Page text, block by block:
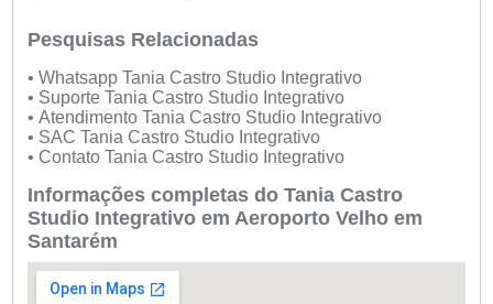
Pesquisas Relacionadas
• Whatsapp Tania Castro Studio Integrativo
• Suporte Tania Castro Studio Integrativo
• Atendimento Tania Castro Studio Integrativo
• SAC Tania Castro Studio Integrativo
• Contato Tania Castro Studio Integrativo
Informações completas do Tania Castro
Studio Integrativo em Aeroporto Velho em
Santarém